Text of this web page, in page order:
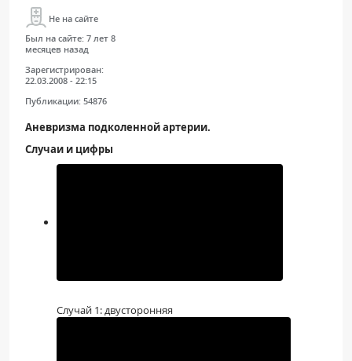
Не на сайте
Был на сайте: 7 лет 8
месяцев назад
Зарегистрирован:
22.03.2008 - 22:15
Публикации: 54876
Аневризма подколенной артерии.
Случаи и цифры
Случай 1: двусторонняя